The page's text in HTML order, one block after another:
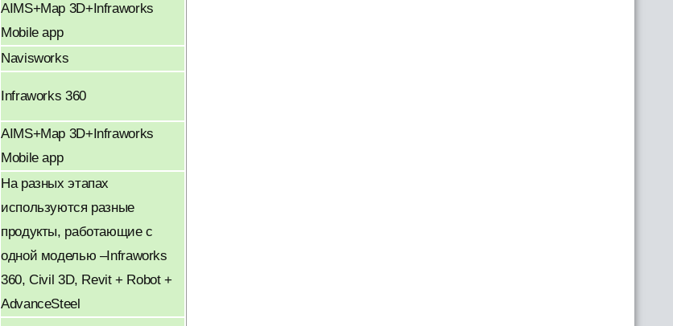
AIMS+Map 3D+Infraworks
Mobile app
Navisworks
Infraworks 360
AIMS+Map 3D+Infraworks
Mobile app
На разных этапах
используются разные
продукты, работающие с
одной моделью –Infraworks
360, Civil 3D, Revit + Robot +
AdvanceSteel